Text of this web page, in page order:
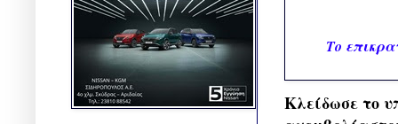
Το
Κλείδωσε το